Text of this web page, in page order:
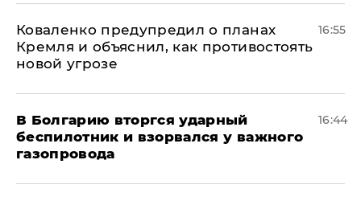
Коваленко предупредил о планах
Кремля и объяснил, как противостоять
новой угрозе
16:55
В Болгарию вторгся ударный
беспилотник и взорвался у важного
газопровода
16:44